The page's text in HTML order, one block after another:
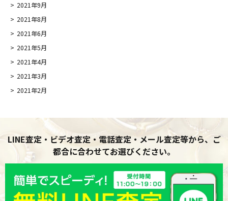
2021年9月
2021年8月
2021年6月
2021年5月
2021年4月
2021年3月
2021年2月
LINE査定・ビデオ査定・電話査定・メール査定等から、ご
都合に合わせてお選びください。